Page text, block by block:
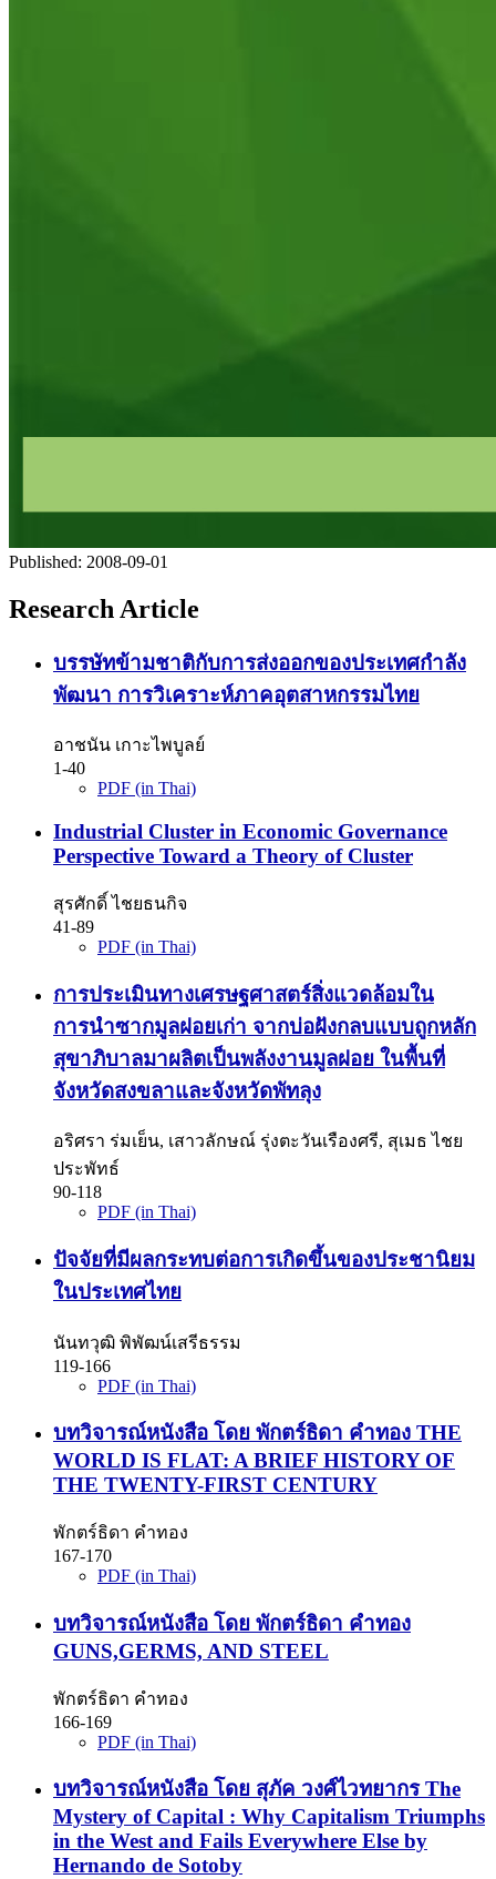
Published: 2008-09-01
Research Article
บรรษัทข้ามชาติกับการส่งออกของประเทศกำลัง
พัฒนา การวิเคราะห์ภาคอุตสาหกรรมไทย
อาชนัน เกาะไพบูลย์
1-40
PDF (in Thai)
Industrial Cluster in Economic Governance
Perspective Toward a Theory of Cluster
สุรศักดิ์ ไชยธนกิจ
41-89
PDF (in Thai)
การประเมินทางเศรษฐศาสตร์สิ่งแวดล้อมใน
การนำซากมูลฝอยเก่า จากบ่อฝังกลบแบบถูกหลัก
สุขาภิบาลมาผลิตเป็นพลังงานมูลฝอย ในพื้นที่
จังหวัดสงขลาและจังหวัดพัทลุง
อริศรา ร่มเย็น, เสาวลักษณ์ รุ่งตะวันเรืองศรี, สุเมธ ไชย
ประพัทธ์
90-118
PDF (in Thai)
ปัจจัยที่มีผลกระทบต่อการเกิดขึ้นของประชานิยม
ในประเทศไทย
นันทวุฒิ พิพัฒน์เสรีธรรม
119-166
PDF (in Thai)
บทวิจารณ์หนังสือ โดย พักตร์ธิดา คำทอง THE
WORLD IS FLAT: A BRIEF HISTORY OF
THE TWENTY-FIRST CENTURY
พักตร์ธิดา คำทอง
167-170
PDF (in Thai)
บทวิจารณ์หนังสือ โดย พักตร์ธิดา คำทอง
GUNS,GERMS, AND STEEL
พักตร์ธิดา คำทอง
166-169
PDF (in Thai)
บทวิจารณ์หนังสือ โดย สุภัค วงศ์ไวทยากร The
Mystery of Capital : Why Capitalism Triumphs
in the West and Fails Everywhere Else by
Hernando de Sotoby